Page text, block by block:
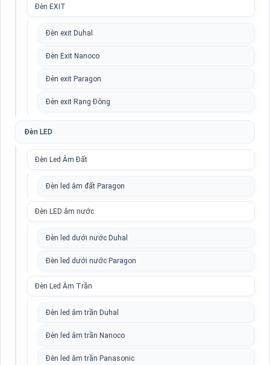
Đèn EXIT
Đèn exit Duhal
Đèn Exit Nanoco
Đèn exit Paragon
Đèn exit Rạng Đông
Đèn LED
Đèn Led Âm Đất
Đèn led âm đất Paragon
Đèn LED âm nước
Đèn led dưới nước Duhal
Đèn led dưới nước Paragon
Đèn Led Âm Trần
Đèn led âm trần Duhal
Đèn led âm trần Nanoco
Đèn led âm trần Panasonic